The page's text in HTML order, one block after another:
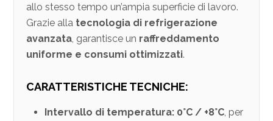
allo stesso tempo un’ampia superficie di lavoro.
Grazie alla tecnologia di refrigerazione
avanzata , garantisce un raffreddamento
uniforme e consumi ottimizzati.
CARATTERISTICHE TECNICHE:
Intervallo di temperatura: 0°C / +8°C , per